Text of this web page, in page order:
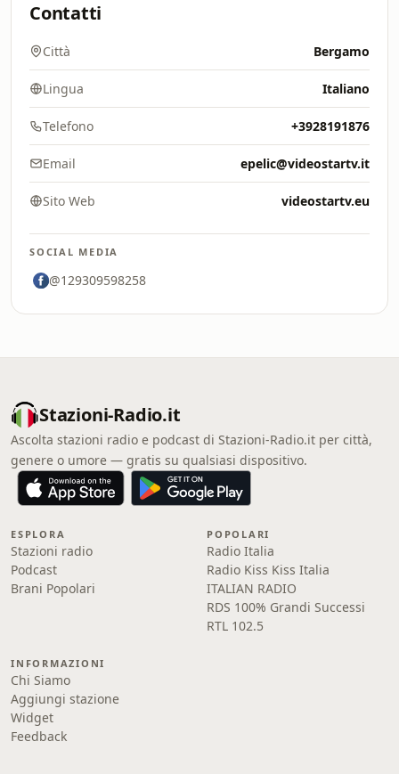
Contatti
Città Bergamo
Lingua Italiano
Telefono +3928191876
Email epelic@videostartv.it
Sito Web videostartv.eu
SOCIAL MEDIA
@129309598258
Stazioni-Radio.it
Ascolta stazioni radio e podcast di Stazioni-Radio.it per città,
genere o umore — gratis su qualsiasi dispositivo.
ESPLORA
Stazioni radio
Podcast
Brani Popolari
POPOLARI
Radio Italia
Radio Kiss Kiss Italia
ITALIAN RADIO
RDS 100% Grandi Successi
RTL 102.5
INFORMAZIONI
Chi Siamo
Aggiungi stazione
Widget
Feedback